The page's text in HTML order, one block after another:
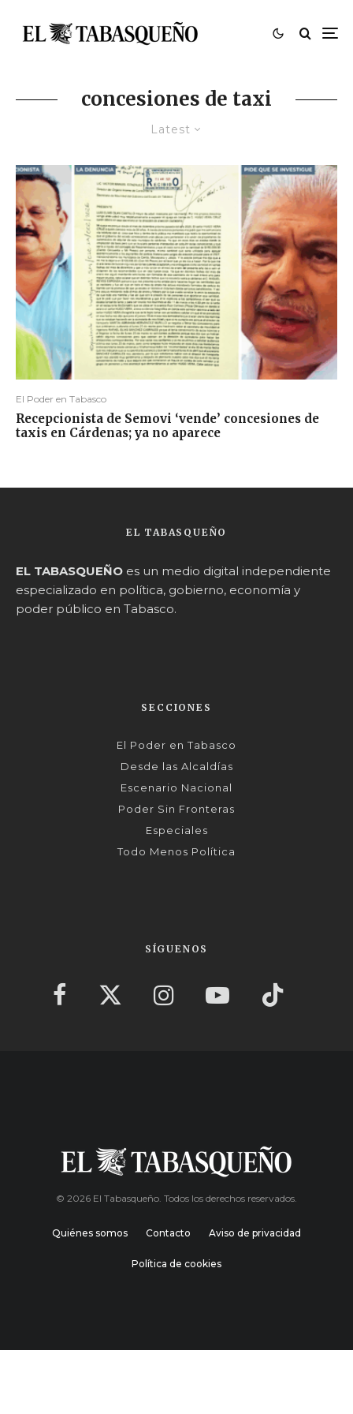
concesiones de taxi
Latest
El Poder en Tabasco
Recepcionista de Semovi ‘vende’ concesiones de
taxis en Cárdenas; ya no aparece
EL TABASQUEÑO
EL TABASQUEÑO es un medio digital independiente
especializado en política, gobierno, economía y
poder público en Tabasco.
SECCIONES
El Poder en Tabasco
Desde las Alcaldías
Escenario Nacional
Poder Sin Fronteras
Especiales
Todo Menos Política
SÍGUENOS
© 2026 El Tabasqueño. Todos los derechos reservados.
Quiénes somos Contacto Aviso de privacidad
Política de cookies